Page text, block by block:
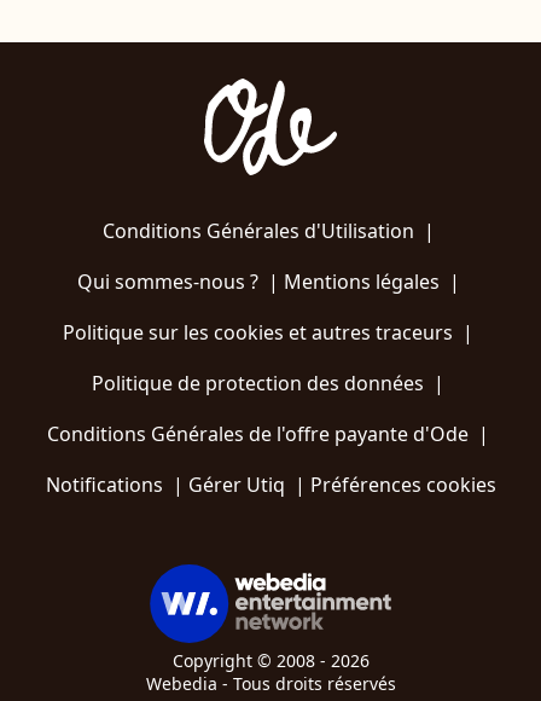
Conditions Générales d'Utilisation |
Qui sommes-nous ?| Mentions légales |
Politique sur les cookies et autres traceurs |
Politique de protection des données |
Conditions Générales de l'offre payante d'Ode |
Notifications | Gérer Utiq | Préférences cookies
Copyright © 2008 - 2026
Webedia - Tous droits réservés